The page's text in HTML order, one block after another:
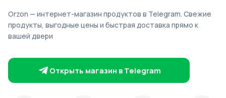
Orzon — интернет-магазин продуктов в Telegram. Свежие
продукты, выгодные цены и быстрая доставка прямо к
вашей двери
Открыть магазин в Telegram